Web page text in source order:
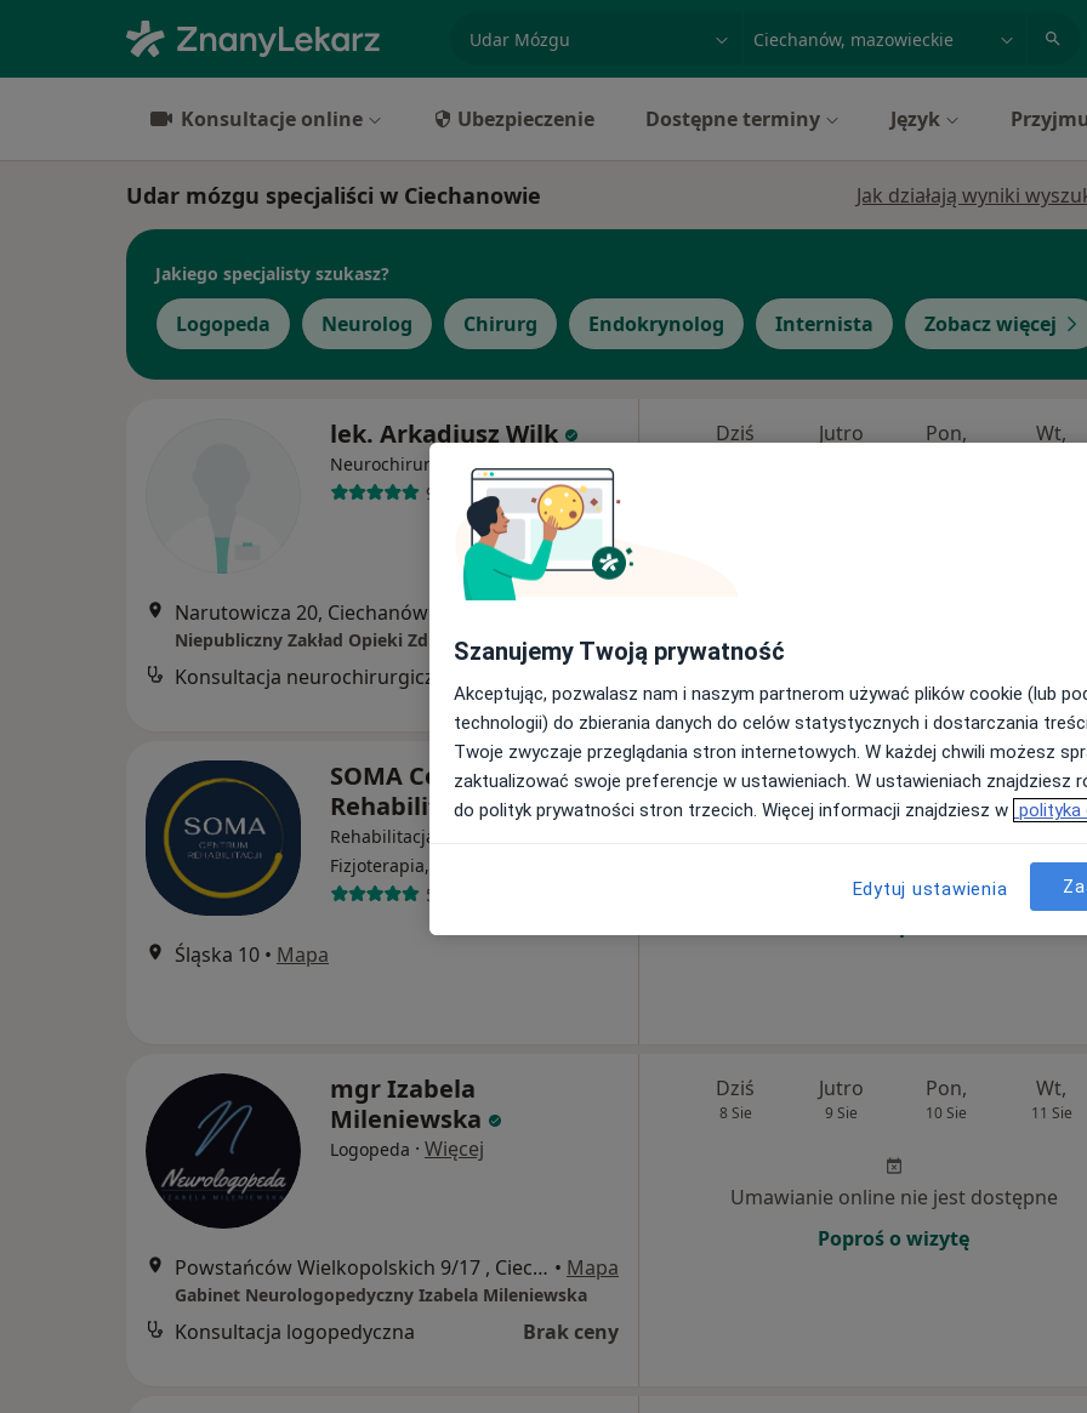
specjalizacja, badanie lub nazwiskomiasto lub dzielnica
Konsultacje online Ubezpieczenie Dostępne terminy Język
Udar mózgu specjaliści w Ciechanowie Jak działają wyniki
Jakiego specjalisty szukasz?
Logopeda Neurolog Chirurg Endokrynolog Internista Zobacz więcej
lek. Arkadiusz Wilk
Neurochirurg Więcej
91 opinii
Narutowicza 20, Ciechanów
Konsultacja neurochirurgiczna
Dziś Jutro Pon, Wt,
SOMA Centrum
Rehabilitacji
Rehabilitacja medyczna,
Fizjoterapia, Osteopatia
51 opinii
Śląska 10 • Mapa
Dziś
8 Sie
Jutro
9 Sie
Pon,
10 Sie
Wt,
11 Sie
Umawianie online nie jest dostępne
mgr Izabela
Mileniewska
Logopeda · Więcej
Powstańców Wielkopolskich 9/17 , Ciechanów • Mapa
Gabinet Neurologopedyczny Izabela Mileniewska
Konsultacja logopedyczna Brak ceny
Dziś
8 Sie
Jutro
9 Sie
Pon,
10 Sie
Wt,
11 Sie
Umawianie online nie jest dostępne
Poproś o wizytę
Szanujemy Twoją prywatność
Akceptując, pozwalasz nam i naszym partnerom używać plików cookie (lub
technologii) do zbierania danych do celów statystycznych i dostarczania
Twoje zwyczaje przeglądania stron internetowych. W każdej chwili możesz
zaktualizować swoje preferencje w ustawieniach. W ustawieniach znajdziesz
do polityk prywatności stron trzecich. Więcej informacji znajdziesz w polityka
Edytuj ustawienia